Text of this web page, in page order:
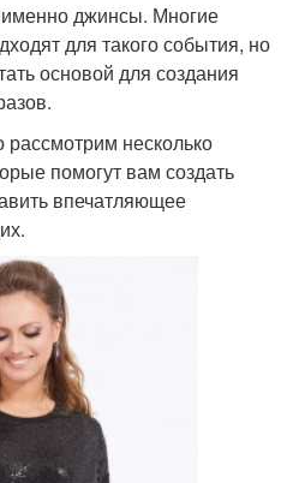
джинсы. Многие
для такого события, но
основой для создания
несколько
помогут вам создать
впечатляющее